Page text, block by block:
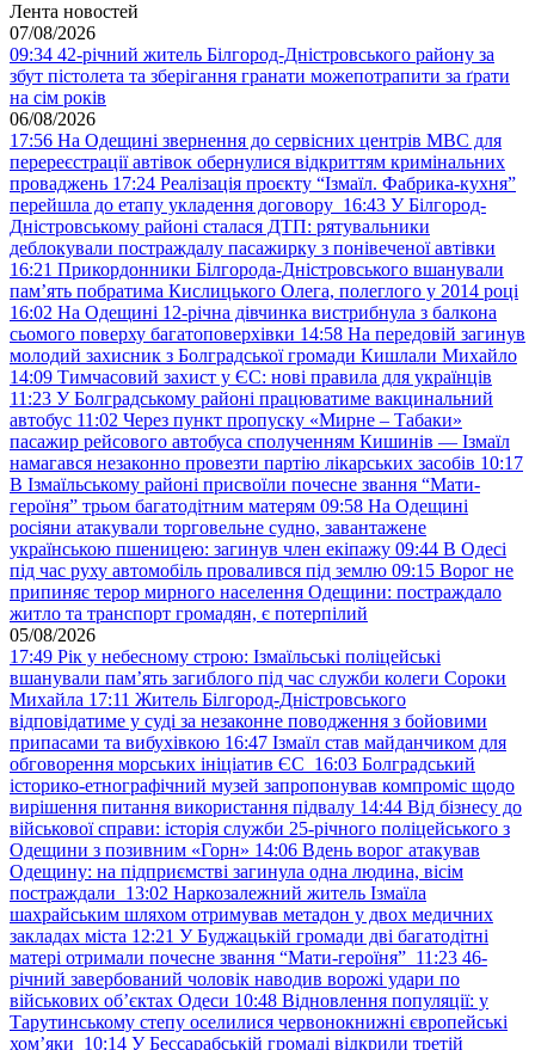
Лента новостей
07/08/2026
09:34 42-річний житель Білгород-Дністровського району за
збут пістолета та зберігання гранати можепотрапити за ґрати
на сім років
06/08/2026
17:56 На Одещині звернення до сервісних центрів МВС для
перереєстрації автівок обернулися відкриттям кримінальних
проваджень 17:24 Реалізація проєкту “Ізмаїл. Фабрика-кухня”
перейшла до етапу укладення договору 16:43 У Білгород-
Дністровському районі сталася ДТП: рятувальники
деблокували постраждалу пасажирку з понівеченої автівки
16:21 Прикордонники Білгорода-Дністровського вшанували
пам’ять побратима Кислицького Олега, полеглого у 2014 році
16:02 На Одещині 12-річна дівчинка вистрибнула з балкона
сьомого поверху багатоповерхівки 14:58 На передовій загинув
молодий захисник з Болградської громади Кишлали Михайло
14:09 Тимчасовий захист у ЄС: нові правила для українців
11:23 У Болградському районі працюватиме вакцинальний
автобус 11:02 Через пункт пропуску «Мирне – Табаки»
пасажир рейсового автобуса сполученням Кишинів — Ізмаїл
намагався незаконно провезти партію лікарських засобів 10:17
В Ізмаїльському районі присвоїли почесне звання “Мати-
героїня” трьом багатодітним матерям 09:58 На Одещині
росіяни атакували торговельне судно, завантажене
українською пшеницею: загинув член екіпажу 09:44 В Одесі
під час руху автомобіль провалився під землю 09:15 Ворог не
припиняє терор мирного населення Одещини: постраждало
житло та транспорт громадян, є потерпілий
05/08/2026
17:49 Рік у небесному строю: Ізмаїльські поліцейські
вшанували пам’ять загиблого під час служби колеги Сороки
Михайла 17:11 Житель Білгород-Дністровського
відповідатиме у суді за незаконне поводження з бойовими
припасами та вибухівкою 16:47 Ізмаїл став майданчиком для
обговорення морських ініціатив ЄС 16:03 Болградський
історико-етнографічний музей запропонував компроміс щодо
вирішення питання використання підвалу 14:44 Від бізнесу до
військової справи: історія служби 25-річного поліцейського з
Одещини з позивним «Горн» 14:06 Вдень ворог атакував
Одещину: на підприємстві загинула одна людина, вісім
постраждали 13:02 Наркозалежний житель Ізмаїла
шахрайським шляхом отримував метадон у двох медичних
закладах міста 12:21 У Буджацькій громади дві багатодітні
матері отримали почесне звання “Мати-героїня” 11:23 46-
річний завербований чоловік наводив ворожі удари по
військових обʼєктах Одеси 10:48 Відновлення популяції: у
Тарутинському степу оселилися червонокнижні європейські
хом’яки 10:14 У Бессарабській громаді відкрили третій